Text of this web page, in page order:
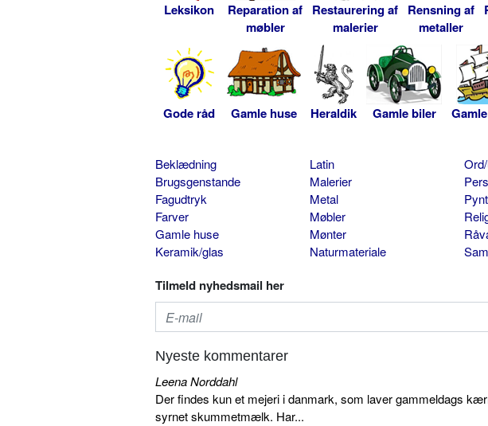
Leksikon
Reparation af
møbler
Restaurering af
malerier
Rensning af
metaller
Gode råd Gamle huse Heraldik Gamle biler
Beklædning
Brugsgenstande
Fagudtryk
Farver
Gamle huse
Keramik/glas
Latin
Malerier
Metal
Møbler
Mønter
Naturmateriale
Pynt
Tilmeld nyhedsmail her
Nyeste kommentarer
Leena Norddahl
Der findes kun et mejeri i danmark, som laver gammeldags
syrnet skummetmælk. Har...